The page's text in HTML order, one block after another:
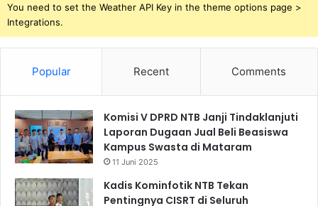
You need to set the Weather API Key in the theme options page >
Integrations.
Popular Recent Comments
Komisi V DPRD NTB Janji Tindaklanjuti
Laporan Dugaan Jual Beli Beasiswa
Kampus Swasta di Mataram
11 Juni 2025
Kadis Kominfotik NTB Tekan
Pentingnya CISRT di Seluruh